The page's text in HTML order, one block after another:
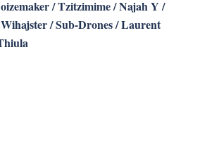
/Tzitzimime /Najah Y /
/Sub-Drones /Laurent